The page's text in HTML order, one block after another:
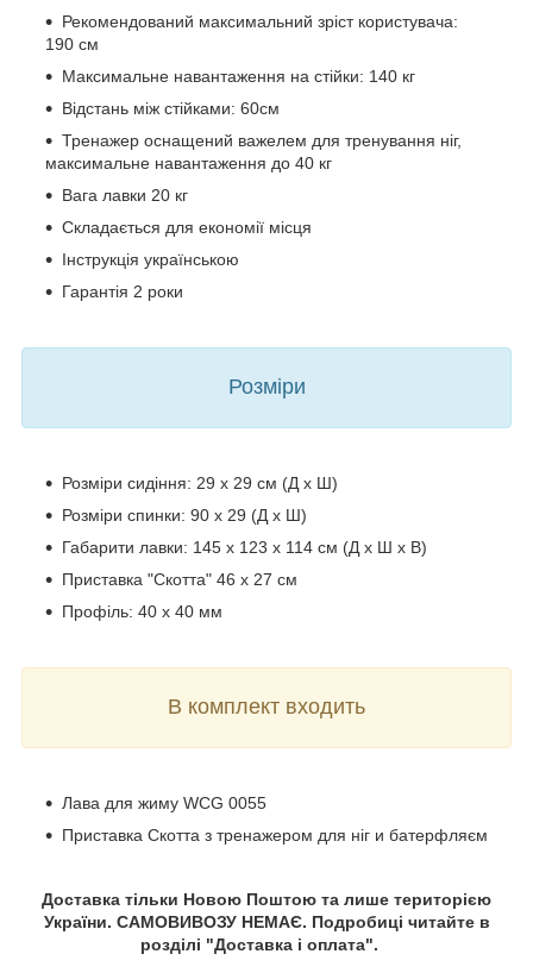
Рекомендований максимальний зріст користувача:
190 см
Максимальне навантаження на стійки: 140 кг
Відстань між стійками: 60см
Тренажер оснащений важелем для тренування ніг,
максимальне навантаження до 40 кг
Вага лавки 20 кг
Складається для економії місця
Інструкція українською
Гарантія 2 роки
Розміри
Розміри сидіння: 29 х 29 см (Д х Ш)
Розміри спинки: 90 х 29 (Д х Ш)
Габарити лавки: 145 х 123 х 114 см (Д х Ш х В)
Приставка "Скотта" 46 х 27 см
Профіль: 40 х 40 мм
В комплект входить
Лава для жиму WCG 0055
Приставка Скотта з тренажером для ніг и батерфляєм
Доставка тільки Новою Поштою та лише територією
України. САМОВИВОЗУ НЕМАЄ. Подробиці читайте в
розділі "Доставка і оплата".